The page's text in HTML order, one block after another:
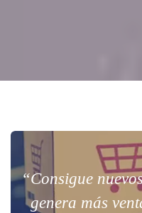
“Consigue
genera más